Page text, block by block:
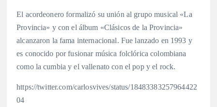
El acordeonero formalizó su unión al grupo musical «La
Provincia» y con el álbum «Clásicos de la Provincia»
alcanzaron la fama internacional. Fue lanzado en 1993 y
es conocido por fusionar música folclórica colombiana
como la cumbia y el vallenato con el pop y el rock.
https://twitter.com/carlosvives/status/18483383257964422
04